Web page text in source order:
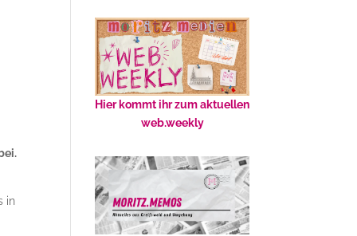
in
Hier kommt ihr zum aktuellen
web.weekly